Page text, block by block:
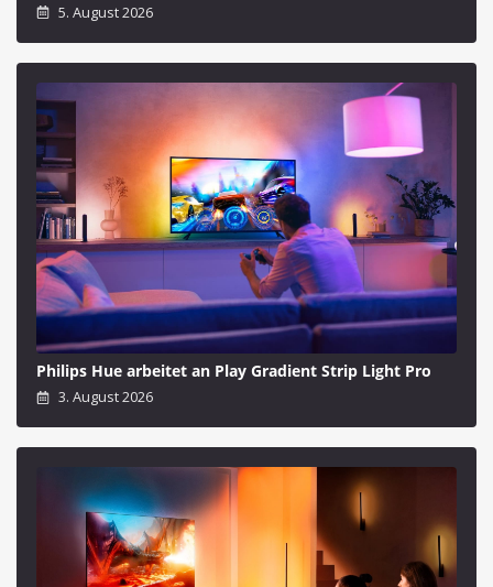
5. August 2026
Philips Hue arbeitet an Play Gradient Strip Light Pro
3. August 2026